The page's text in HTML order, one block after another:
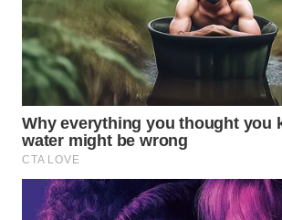
WN
DANAU
TOBA
WN
NIAS
WN
LANGKAT